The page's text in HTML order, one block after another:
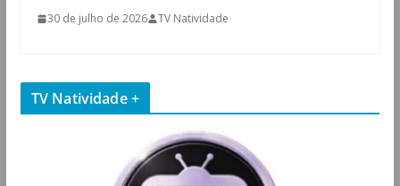
30 de julho de 2026 TV Natividade
TV Natividade +